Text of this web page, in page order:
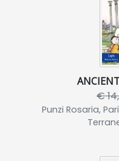
€
Punzi Rosaria,